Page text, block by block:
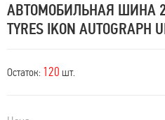
АВТОМОБИЛЬНАЯ ШИНА
TYRES IKON AUTOGRAPH
Остаток: 120 шт.